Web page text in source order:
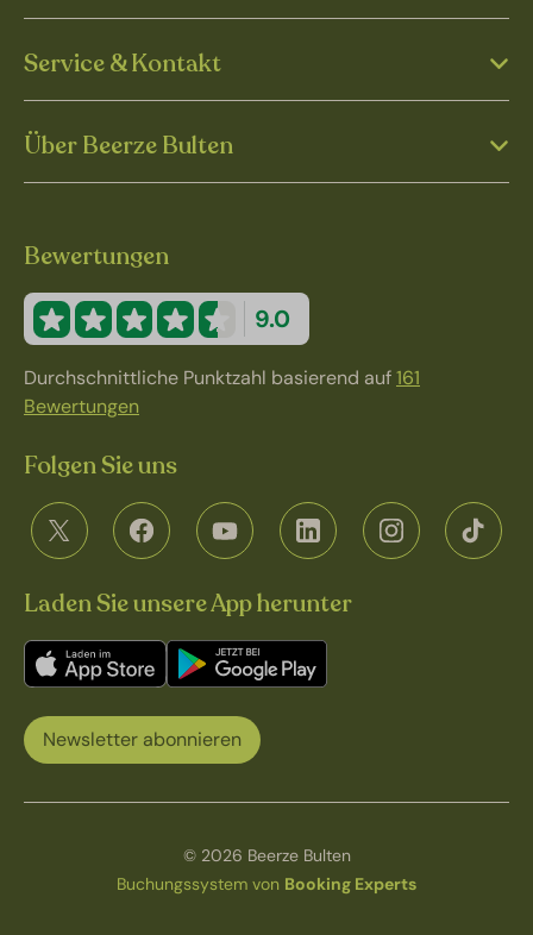
Service & Kontakt
Über Beerze Bulten
Bewertungen
9.0
Durchschnittliche Punktzahl basierend auf161
Bewertungen
Folgen Sie uns
Laden Sie unsere App herunter
Newsletter abonnieren
© 2026 Beerze Bulten
Buchungssystem von Booking Experts